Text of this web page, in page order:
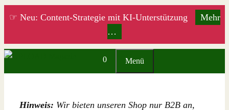
Zum
☞ Neu: Content-Strategie mit KI-Unterstützung
Mehr
…
0 Menü
Hinweis: Wir bieten unseren Shop nur B2B an,